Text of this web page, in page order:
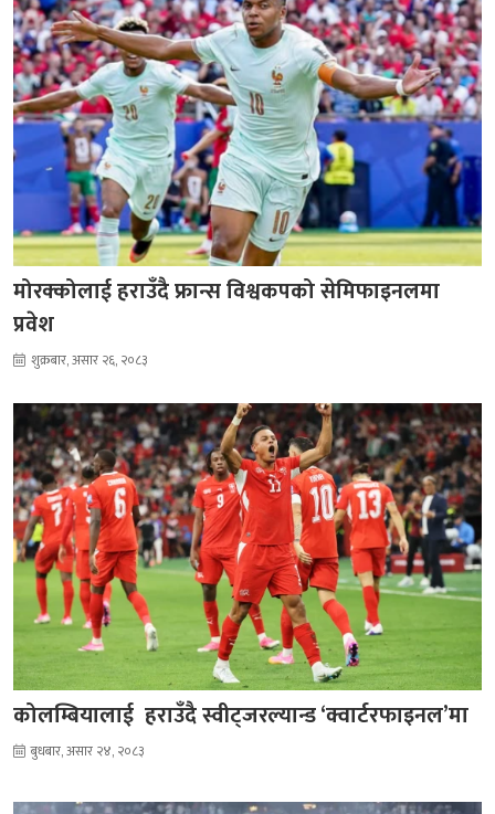
मोरक्कोलाई हराउँदै फ्रान्स विश्वकपको सेमिफाइनलमा
प्रवेश
शुक्रबार, असार २६, २०८३
कोलम्बियालाई हराउँदै स्वीट्जरल्यान्ड ‘क्वार्टरफाइनल’मा
बुधबार, असार २४, २०८३